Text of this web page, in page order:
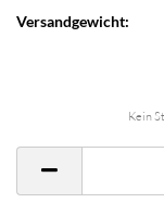
Versandgewicht:
Kein